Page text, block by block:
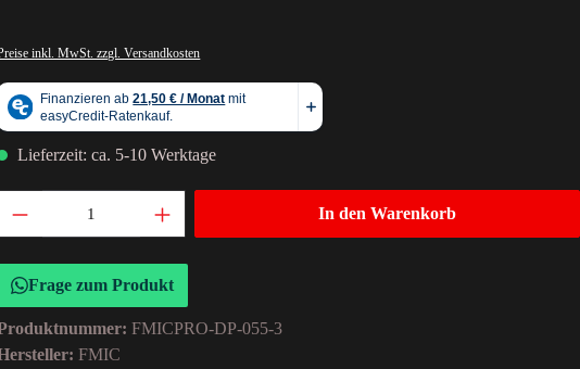
inkl. MwSt. zzgl. Versandkosten
Lieferzeit: ca. 5-10 Werktage
In den Warenkorb
Frage zum Produkt
FMICPRO-DP-055-3
FMIC